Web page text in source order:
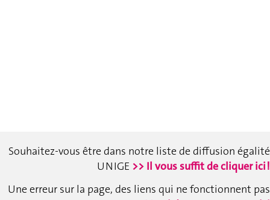
Souhaitez-vous être dans notre liste de diffusion égalité
UNIGE >> Il vous suffit de cliquer ici !
Une erreur sur la page, des liens qui ne fonctionnent pas